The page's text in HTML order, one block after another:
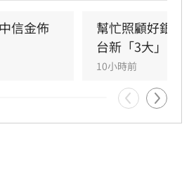
，論壇邁入第五年，致力協
國際競爭力。會中上銀、強
標企業分享低碳實踐經驗。
異的永續績效，不僅連續三
鑑銀行業全球前1%，更獲
評級，展現其帶領產業接軌
盾。
信金佈
幫忙照顧好銀
台新「3大」防
10小時前